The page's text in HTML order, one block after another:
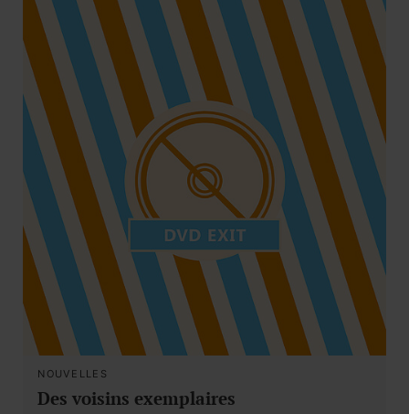
NOUVELLES
Des voisins exemplaires